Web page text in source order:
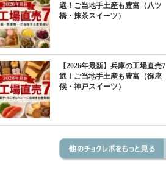
選！ご当地手土産も豊富（八ツ
橋・抹茶スイーツ）
【2026年最新】兵庫の工場直売7
選！ご当地手土産も豊富（御座
候・神戸スイーツ）